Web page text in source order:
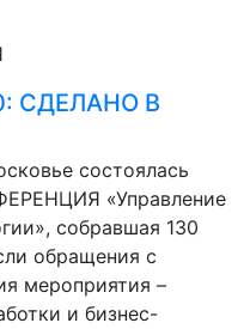
СДЕЛАНО В
состоялась
«Управление
собравшая 130
обращения с
мероприятия –
и бизнес-